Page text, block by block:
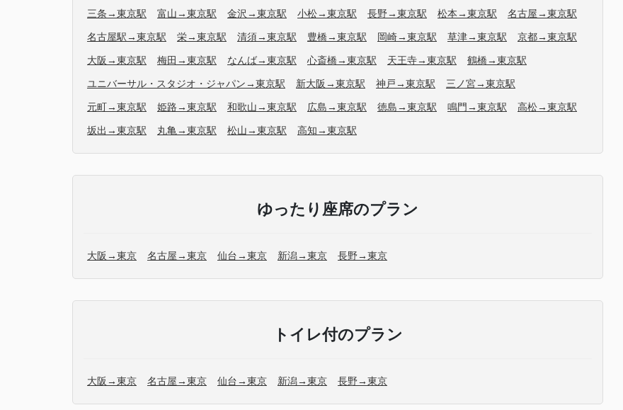
三条→東京駅 富山→東京駅 金沢→東京駅 小松→東京駅 長野→東京駅 松本→東京駅 名古屋→東京駅
名古屋駅→東京駅 栄→東京駅 清須→東京駅 豊橋→東京駅 岡崎→東京駅 草津→東京駅 京都→東京駅
大阪→東京駅 梅田→東京駅 なんば→東京駅 心斎橋→東京駅 天王寺→東京駅 鶴橋→東京駅
ユニバーサル・スタジオ・ジャパン→東京駅 新大阪→東京駅 神戸→東京駅 三ノ宮→東京駅
元町→東京駅 姫路→東京駅 和歌山→東京駅 広島→東京駅 徳島→東京駅 鳴門→東京駅 高松→東京駅
坂出→東京駅 丸亀→東京駅 松山→東京駅 高知→東京駅
ゆったり座席のプラン
大阪→東京 名古屋→東京 仙台→東京 新潟→東京 長野→東京
トイレ付のプラン
大阪→東京 名古屋→東京 仙台→東京 新潟→東京 長野→東京